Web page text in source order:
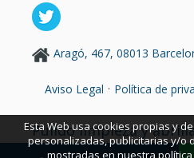
Aragó, 467, 08013
Aviso Legal · Política de
Pulido limpieza y
Esta Web usa cookies propias y
personalizadas, publicitarias y/o
mostradas en nuestra